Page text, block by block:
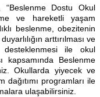
“Beslenme Dostu Okul
ve hareketli yaşam
beslenme, obezitenin
arttırılması ve
ile okul
kapsamında Beslenme
Okullarda yiyecek ve
programları ile
ulaşabilirsiniz.